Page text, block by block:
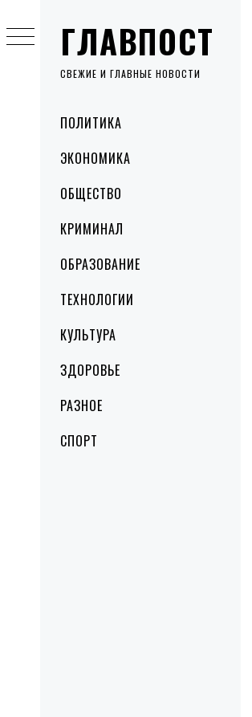
ГЛАВПОСТ
СВЕЖИЕ И ГЛАВНЫЕ НОВОСТИ
MenuПОЛИТИКА
ЭКОНОМИКА
ОБЩЕСТВО
КРИМИНАЛ
ОБРАЗОВАНИЕ
ТЕХНОЛОГИИ
КУЛЬТУРА
ЗДОРОВЬЕ
РАЗНОЕ
СПОРТ
to
content